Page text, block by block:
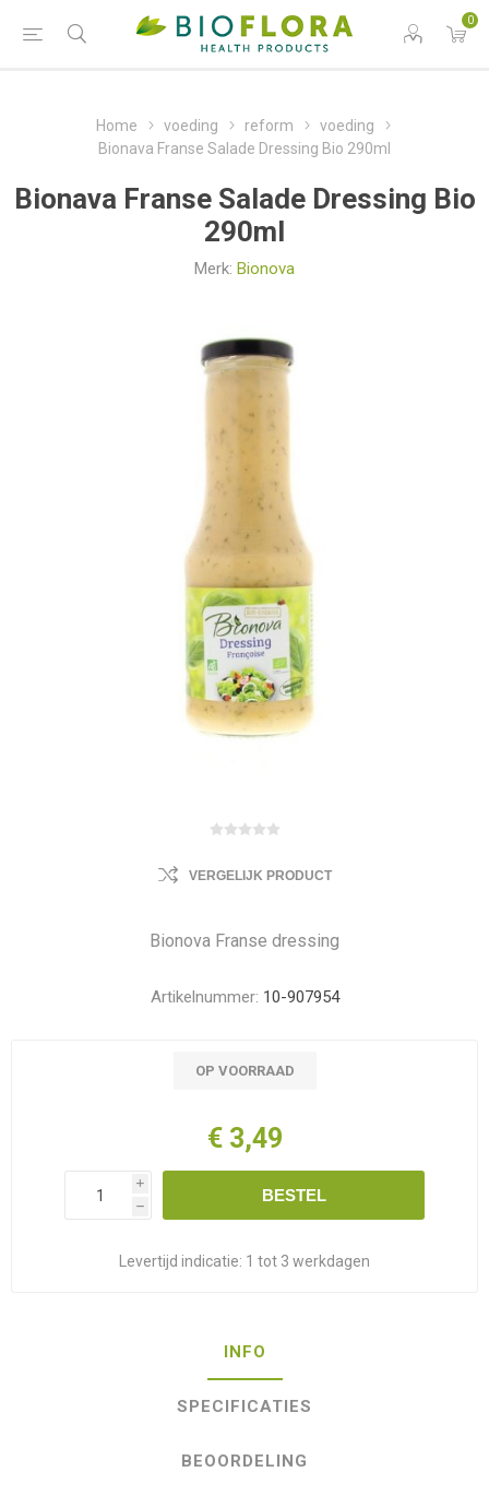
0
Home voeding reform
voeding
Bionava Franse Salade Dressing Bio 290ml
Bionava Franse Salade Dressing Bio
290ml
Merk: Bionova
VERGELIJK PRODUCT
Bionova Franse dressing
Artikelnummer: 10-907954
OP VOORRAAD
€ 3,49
i
h
BESTEL
Levertijd indicatie: 1 tot 3 werkdagen
INFO
SPECIFICATIES
BEOORDELING